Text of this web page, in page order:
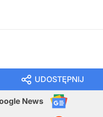
UDOSTĘPNIJ
News